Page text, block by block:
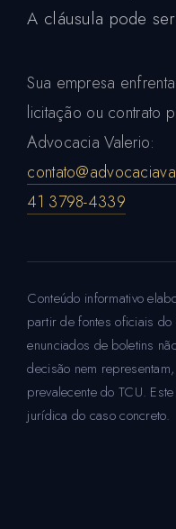
A cláusula pode
Sua empresa
licitação ou contrato
Advocacia Valerio:
41 3798-4339
Conteúdo informativo
partir de fontes oficiais
enunciados de boletins
decisão nem
prevalecente do TCU.
jurídica do caso concreto.